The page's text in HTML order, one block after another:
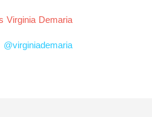
Virginia Demaria
@virginiademaria